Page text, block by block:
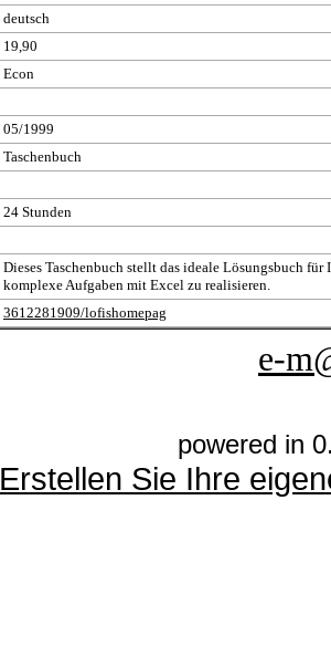
deutsch
19,90
Econ
05/1999
Taschenbuch
24 Stunden
Dieses Taschenbuch stellt das ideale Lösungsbuch
komplexe Aufgaben mit Excel zu realisieren.
3612281909/lofishomepag
e-
powered in
Erstellen Sie Ihre